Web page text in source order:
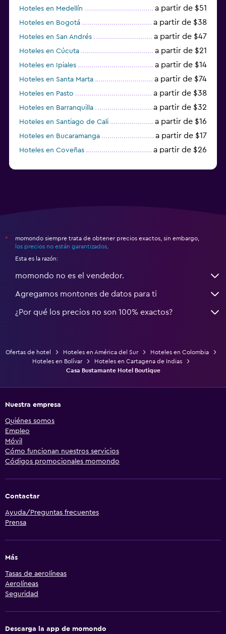
Hoteles en Medellín a partir de $51
Hoteles en Bogotá a partir de $38
Hoteles en San Andrés a partir de $47
Hoteles en Cúcuta a partir de $21
Hoteles en Ipiales a partir de $14
Hoteles en Santa Marta a partir de $74
Hoteles en Pasto a partir de $38
Hoteles en Barranquilla a partir de $32
Hoteles en Santiago de Cali a partir de $16
Hoteles en Bucaramanga a partir de $17
Hoteles en Coveñas a partir de $26
*
momondo siempre trata de obtener precios exactos, sin embargo,
los precios no están garantizados
Esta es la razón:
momondo no es el vendedor.
Agregamos montones de datos para ti
¿Por qué los precios no son 100% exactos?
Ofertas de hotel Hoteles en América del Sur
Hoteles en Colombia
Hoteles en Bolívar
Hoteles en Cartagena de Indias
Casa Bustamante Hotel Boutique
Nuestra empresa
Quiénes somos
Empleo
Móvil
Cómo funcionan nuestros servicios
Códigos promocionales momondo
Contactar
Ayuda/Preguntas frecuentes
Prensa
Más
Tasas de aerolíneas
Aerolíneas
Seguridad
Descarga la app de momondo